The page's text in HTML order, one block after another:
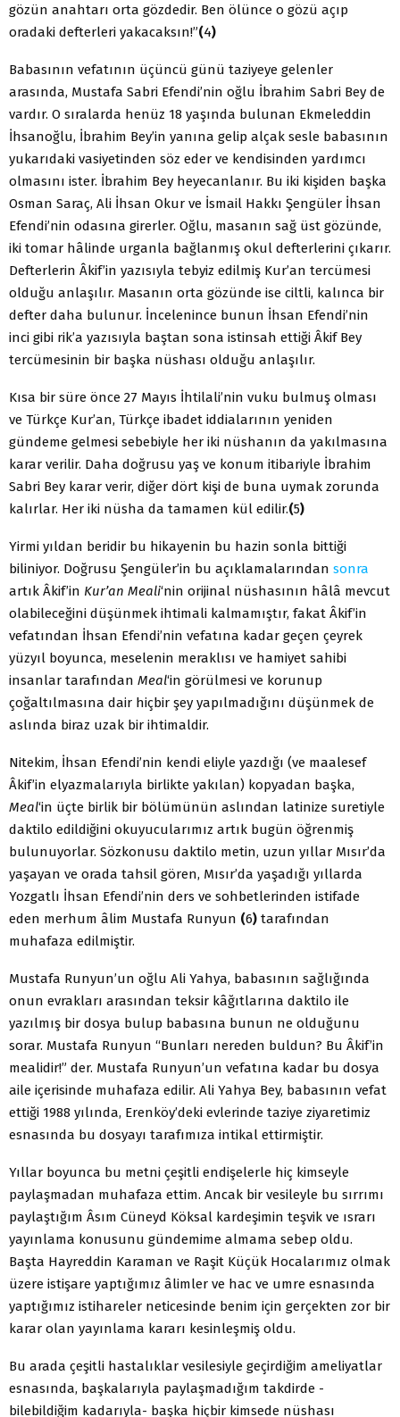
gözün anahtarı orta gözdedir. Ben ölünce o gözü açıp
oradaki defterleri yakacaksın!”(4)
Babasının vefatının üçüncü günü taziyeye gelenler
arasında, Mustafa Sabri Efendi’nin oğlu İbrahim Sabri Bey de
vardır. O sıralarda henüz 18 yaşında bulunan Ekmeleddin
İhsanoğlu, İbrahim Bey’in yanına gelip alçak sesle babasının
yukarıdaki vasiyetinden söz eder ve kendisinden yardımcı
olmasını ister. İbrahim Bey heyecanlanır. Bu iki kişiden başka
Osman Saraç, Ali İhsan Okur ve İsmail Hakkı Şengüler İhsan
Efendi’nin odasına girerler. Oğlu, masanın sağ üst gözünde,
iki tomar hâlinde urganla bağlanmış okul defterlerini çıkarır.
Defterlerin Âkif’in yazısıyla tebyiz edilmiş Kur’an tercümesi
olduğu anlaşılır. Masanın orta gözünde ise ciltli, kalınca bir
defter daha bulunur. İncelenince bunun İhsan Efendi’nin
inci gibi rik’a yazısıyla baştan sona istinsah ettiği Âkif Bey
tercümesinin bir başka nüshası olduğu anlaşılır.
Kısa bir süre önce 27 Mayıs İhtilali’nin vuku bulmuş olması
ve Türkçe Kur’an, Türkçe ibadet iddialarının yeniden
gündeme gelmesi sebebiyle her iki nüshanın da yakılmasına
karar verilir. Daha doğrusu yaş ve konum itibariyle İbrahim
Sabri Bey karar verir, diğer dört kişi de buna uymak zorunda
kalırlar. Her iki nüsha da tamamen kül edilir.(5)
Yirmi yıldan beridir bu hikayenin bu hazin sonla bittiği
biliniyor. Doğrusu Şengüler’in bu açıklamalarından sonra
artık Âkif’in Kur’an Meali‘nin orijinal nüshasının hâlâ mevcut
olabileceğini düşünmek ihtimali kalmamıştır, fakat Âkif’in
vefatından İhsan Efendi’nin vefatına kadar geçen çeyrek
yüzyıl boyunca, meselenin meraklısı ve hamiyet sahibi
insanlar tarafından Meal‘in görülmesi ve korunup
çoğaltılmasına dair hiçbir şey yapılmadığını düşünmek de
aslında biraz uzak bir ihtimaldir.
Nitekim, İhsan Efendi’nin kendi eliyle yazdığı (ve maalesef
Âkif’in elyazmalarıyla birlikte yakılan) kopyadan başka,
Meal‘in üçte birlik bir bölümünün aslından latinize suretiyle
daktilo edildiğini okuyucularımız artık bugün öğrenmiş
bulunuyorlar. Sözkonusu daktilo metin, uzun yıllar Mısır’da
yaşayan ve orada tahsil gören, Mısır’da yaşadığı yıllarda
Yozgatlı İhsan Efendi’nin ders ve sohbetlerinden istifade
eden merhum âlim Mustafa Runyun (6) tarafından
muhafaza edilmiştir.
Mustafa Runyun’un oğlu Ali Yahya, babasının sağlığında
onun evrakları arasından teksir kâğıtlarına daktilo ile
yazılmış bir dosya bulup babasına bunun ne olduğunu
sorar. Mustafa Runyun “Bunları nereden buldun? Bu Âkif’in
mealidir!” der. Mustafa Runyun’un vefatına kadar bu dosya
aile içerisinde muhafaza edilir. Ali Yahya Bey, babasının vefat
ettiği 1988 yılında, Erenköy’deki evlerinde taziye ziyaretimiz
esnasında bu dosyayı tarafımıza intikal ettirmiştir.
Yıllar boyunca bu metni çeşitli endişelerle hiç kimseyle
paylaşmadan muhafaza ettim. Ancak bir vesileyle bu sırrımı
paylaştığım Âsım Cüneyd Köksal kardeşimin teşvik ve ısrarı
yayınlama konusunu gündemime almama sebep oldu.
Başta Hayreddin Karaman ve Raşit Küçük Hocalarımız olmak
üzere istişare yaptığımız âlimler ve hac ve umre esnasında
yaptığımız istihareler neticesinde benim için gerçekten zor bir
karar olan yayınlama kararı kesinleşmiş oldu.
Bu arada çeşitli hastalıklar vesilesiyle geçirdiğim ameliyatlar
esnasında, başkalarıyla paylaşmadığım takdirde -
bilebildiğim kadarıyla- başka hiçbir kimsede nüshası